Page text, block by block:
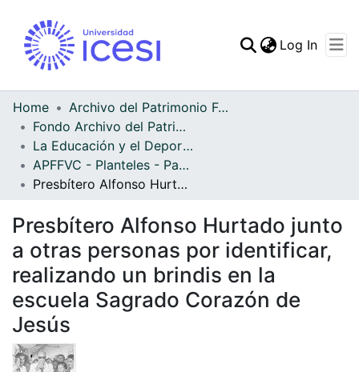
Log In
Home
Archivo del Patrimonio Fotográfico y Fílmico del Valle del Cauca
Fondo Archivo del Patrimonio Fotográfico y Fílmico del Valle del Cauca
La Educación y el Deporte
APFFVC - Planteles - Patrimonial
Presbítero Alfonso Hurtado junto a otras personas por identificar, realizando un brindis en la escuela Sagrado Corazón de Jesús
Presbítero Alfonso Hurtado junto
a otras personas por identificar,
realizando un brindis en la
escuela Sagrado Corazón de
Jesús